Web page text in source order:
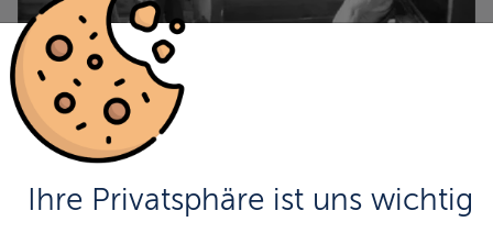
Unsere Geschichte
Die Reise von ALBIXON begann 1985, als die Brüder
Smetana die ersten Schritte in ihrem unternehmerischen
Ihre Privatsphäre ist uns wichtig